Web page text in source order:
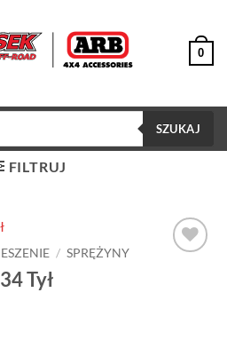
0
SZUKAJ
FILTRUJ
/ SPRĘŻYNY
Tył